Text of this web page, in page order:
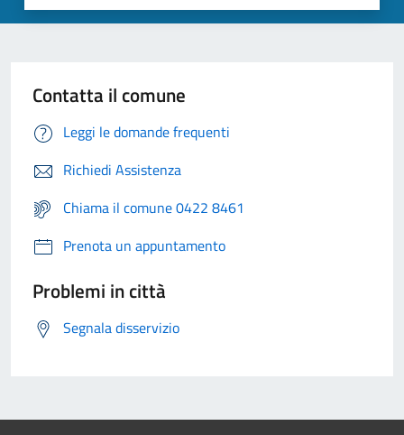
Contatta il comune
Leggi le domande frequenti
Richiedi Assistenza
Chiama il comune 0422 8461
Prenota un appuntamento
Problemi in città
Segnala disservizio